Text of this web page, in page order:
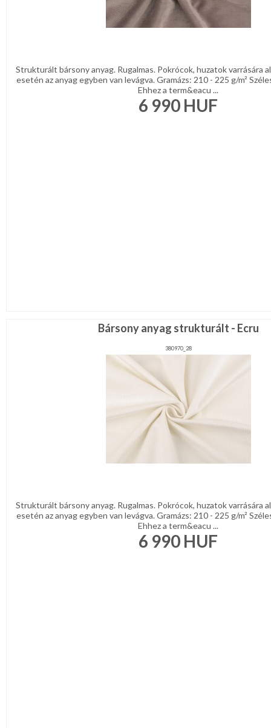
Strukturált bársony anyag. Rugalmas. Pokrócok, huzatok varrására
esetén az anyag egyben van levágva. Gramázs: 210 - 225 g/m²
Ehhez a term&eacu ...
6 990 HUF
Bársony anyag strukturált - Ecru
380970_28
Strukturált bársony anyag. Rugalmas. Pokrócok, huzatok varrására
esetén az anyag egyben van levágva. Gramázs: 210 - 225 g/m²
Ehhez a term&eacu ...
6 990 HUF